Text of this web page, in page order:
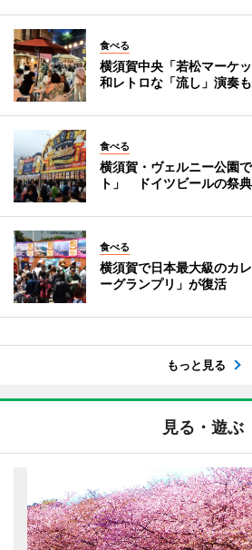
食べる
横須賀中央「若松マーケ
和レトロな「流し」演奏も
食べる
横須賀・ヴェルニー公園
ト」 ドイツビールの祭典
食べる
横須賀で日本最大級のカ
ーグランプリ」が復活
もっと見る
見る・遊ぶ